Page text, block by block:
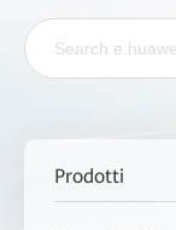
Prodotti